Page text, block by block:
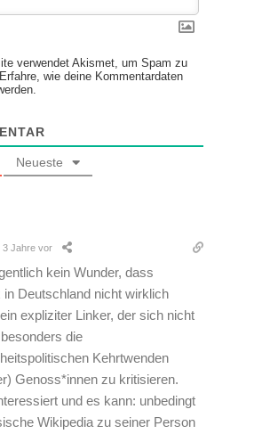
verwendet Akismet, um Spam zu
Erfahre, wie deine Kommentardaten
Neueste
3 Jahre vor
kein Wunder, dass
in Deutschland nicht wirklich
expliziter Linker, der sich nicht
die
Kehrtwenden
Genoss*innen zu kritisieren.
und es kann: unbedingt
Wikipedia zu seiner Person